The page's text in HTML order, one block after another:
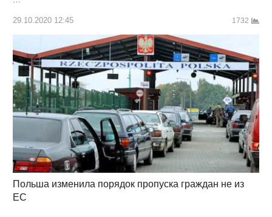
29.10.2020 12:45 1732
Польша изменила порядок пропуска граждан не из
ЕС